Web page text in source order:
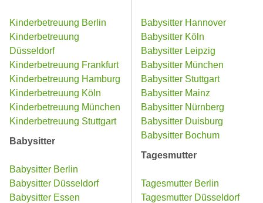
Kinderbetreuung Berlin
Kinderbetreuung
Düsseldorf
Kinderbetreuung Frankfurt
Kinderbetreuung Hamburg
Kinderbetreuung Köln
Kinderbetreuung München
Kinderbetreuung Stuttgart
Babysitter
Babysitter Berlin
Babysitter Düsseldorf
Babysitter Essen
Babysitter Hannover
Babysitter Köln
Babysitter Leipzig
Babysitter München
Babysitter Stuttgart
Babysitter Mainz
Babysitter Nürnberg
Babysitter Duisburg
Babysitter Bochum
Tagesmutter
Tagesmutter Berlin
Tagesmutter Düsseldorf